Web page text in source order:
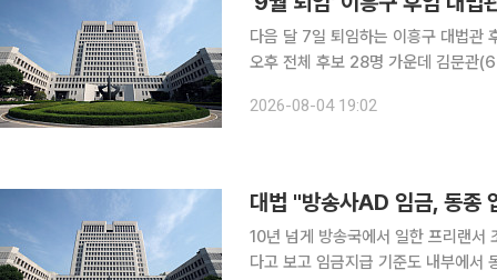
다음 달 7일 퇴임하는 이흥구 대법관 후임 후보가 4
오후 전체 후보 28명 가운데 김문관
등 4명을 조희대 대법원장에게 제청
2026-08-04 19:02
대법 "방송사AD 임금, 동종
10년 넘게 방송국에서 일한 프리랜서
다고 보고 임금지급 기준도 내부에서